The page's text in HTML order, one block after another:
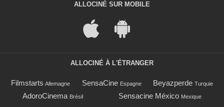
ALLOCINÉ SUR MOBILE
ALLOCINÉ À L'ÉTRANGER
Filmstarts Allemagne SensaCine Espagne Beyazperde Turquie
AdoroCinema Brésil Sensacine México Mexique